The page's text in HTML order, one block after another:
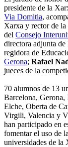
presidente de la
Via Domitia,
Xarxa y rector de
del Consejo
directora adjunta
regidora de
Gerona; Rafael
jueces de la
70 alumnos de 13
Barcelona, Gerona,
Elche, Oberta de
Virgili, Valencia y
han participado en
fomentar el uso de
universidades de la